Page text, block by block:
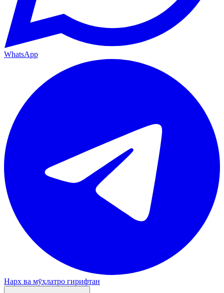
WhatsApp
Нарх ва мӯҳлатро гирифтан